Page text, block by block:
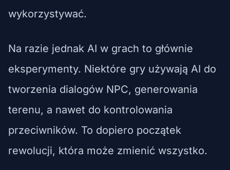
wykorzystywać.
Na razie jednak AI w grach to głównie
eksperymenty. Niektóre gry używają AI do
tworzenia dialogów NPC, generowania
terenu, a nawet do kontrolowania
przeciwników. To dopiero początek
rewolucji, która może zmienić wszystko.